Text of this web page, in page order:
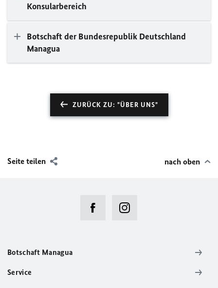
Konsularbereich
Botschaft der Bundesrepublik Deutschland
Managua
ZURÜCK ZU: "ÜBER UNS"
Seite teilen nach oben
Botschaft Managua
Service